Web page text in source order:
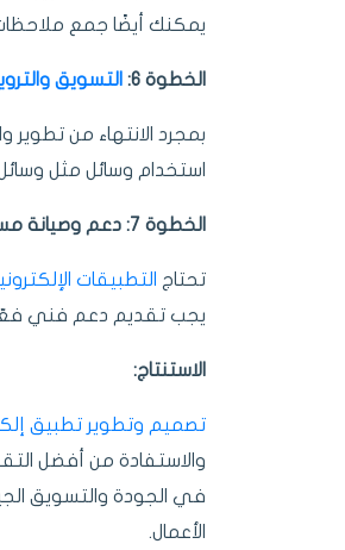
يمكنك أيضًا جمع
الخطوة 6: التسويق
بمجرد الانتهاء من تطوير
استخدام وسائل مثل وسائل
الخطوة 7: دعم وصيانة مستمرة
تحتاج التطبيقات
يجب تقديم دعم فني
الاستنتاج:
تصميم وتطوير تطبيق
والاستفادة من أفضل
في الجودة والتسويق
الأعمال.